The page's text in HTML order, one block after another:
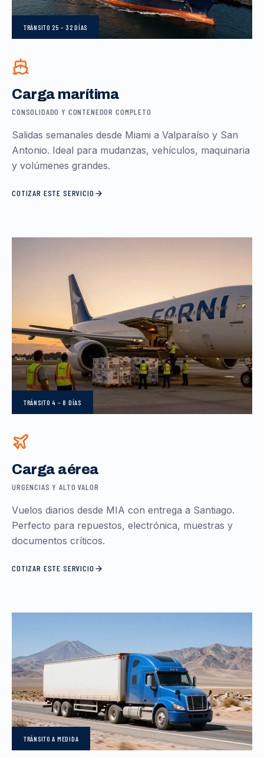
TRÁNSITO 25 – 32 DÍAS
Carga marítima
CONSOLIDADO Y CONTENEDOR COMPLETO
Salidas semanales desde Miami a Valparaíso y San
Antonio. Ideal para mudanzas, vehículos, maquinaria
y volúmenes grandes.
COTIZAR ESTE SERVICIO
TRÁNSITO4 – 8 DÍAS
Carga aérea
URGENCIAS Y ALTO VALOR
Vuelos diarios desde MIA con entrega a Santiago.
Perfecto para repuestos, electrónica, muestras y
documentos críticos.
COTIZAR ESTE SERVICIO
TRÁNSITOA MEDIDA